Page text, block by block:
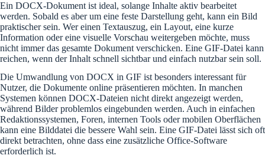
Ein DOCX-Dokument ist ideal, solange Inhalte aktiv bearbeitet
werden. Sobald es aber um eine feste Darstellung geht, kann ein Bild
praktischer sein. Wer einen Textauszug, ein Layout, eine kurze
Information oder eine visuelle Vorschau weitergeben möchte, muss
nicht immer das gesamte Dokument verschicken. Eine GIF-Datei kann
reichen, wenn der Inhalt schnell sichtbar und einfach nutzbar sein soll.
Die Umwandlung von DOCX in GIF ist besonders interessant für
Nutzer, die Dokumente online präsentieren möchten. In manchen
Systemen können DOCX-Dateien nicht direkt angezeigt werden,
während Bilder problemlos eingebunden werden. Auch in einfachen
Redaktionssystemen, Foren, internen Tools oder mobilen Oberflächen
kann eine Bilddatei die bessere Wahl sein. Eine GIF-Datei lässt sich oft
direkt betrachten, ohne dass eine zusätzliche Office-Software
erforderlich ist.